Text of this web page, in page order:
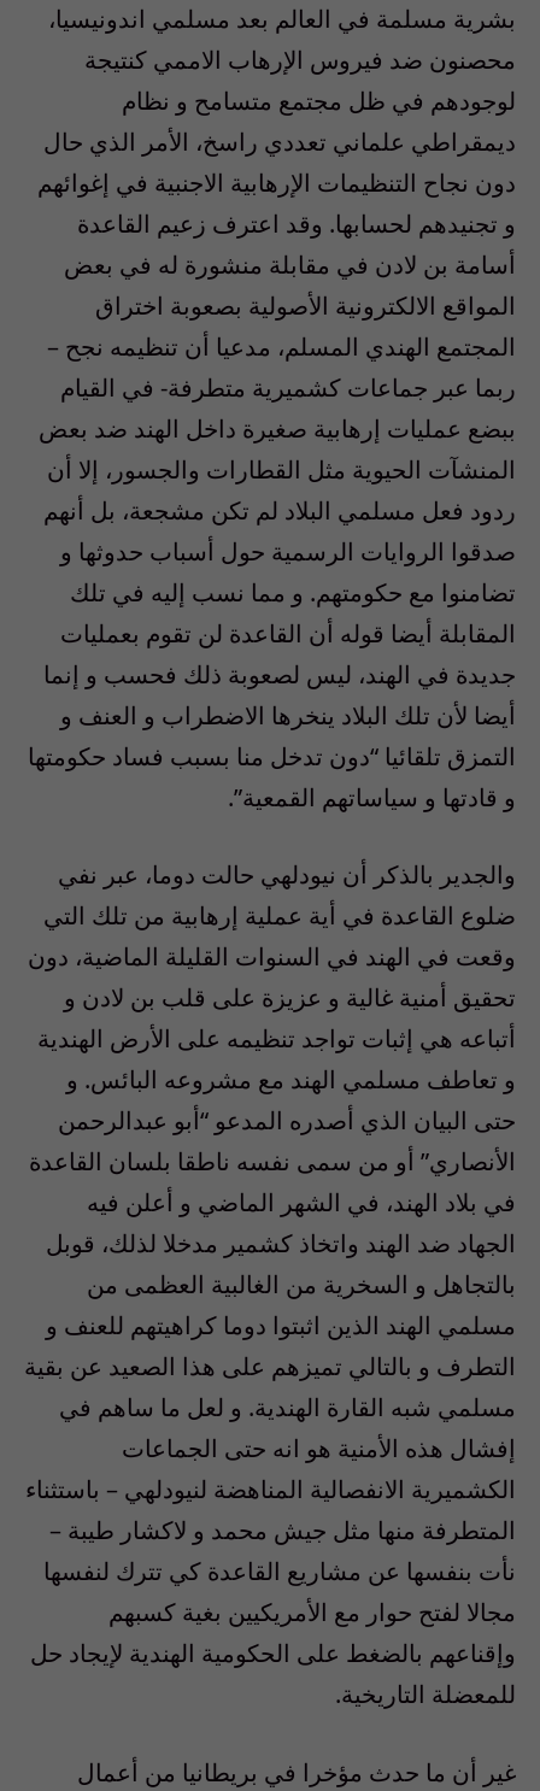
بشرية مسلمة في العالم بعد مسلمي اندونيسيا،
محصنون ضد فيروس الإرهاب الاممي كنتيجة
لوجودهم في ظل مجتمع متسامح و نظام
ديمقراطي علماني تعددي راسخ، الأمر الذي حال
دون نجاح التنظيمات الإرهابية الاجنبية في إغوائهم
و تجنيدهم لحسابها. وقد اعترف زعيم القاعدة
أسامة بن لادن في مقابلة منشورة له في بعض
المواقع الالكترونية الأصولية بصعوبة اختراق
المجتمع الهندي المسلم، مدعيا أن تنظيمه نجح –
ربما عبر جماعات كشميرية متطرفة- في القيام
ببضع عمليات إرهابية صغيرة داخل الهند ضد بعض
المنشآت الحيوية مثل القطارات والجسور، إلا أن
ردود فعل مسلمي البلاد لم تكن مشجعة، بل أنهم
صدقوا الروايات الرسمية حول أسباب حدوثها و
تضامنوا مع حكومتهم. و مما نسب إليه في تلك
المقابلة أيضا قوله أن القاعدة لن تقوم بعمليات
جديدة في الهند، ليس لصعوبة ذلك فحسب و إنما
أيضا لأن تلك البلاد ينخرها الاضطراب و العنف و
التمزق تلقائيا “دون تدخل منا بسبب فساد حكومتها
و قادتها و سياساتهم القمعية”.
والجدير بالذكر أن نيودلهي حالت دوما، عبر نفي
ضلوع القاعدة في أية عملية إرهابية من تلك التي
وقعت في الهند في السنوات القليلة الماضية، دون
تحقيق أمنية غالية و عزيزة على قلب بن لادن و
أتباعه هي إثبات تواجد تنظيمه على الأرض الهندية
و تعاطف مسلمي الهند مع مشروعه البائس. و
حتى البيان الذي أصدره المدعو “أبو عبدالرحمن
الأنصاري” أو من سمى نفسه ناطقا بلسان القاعدة
في بلاد الهند، في الشهر الماضي و أعلن فيه
الجهاد ضد الهند واتخاذ كشمير مدخلا لذلك، قوبل
بالتجاهل و السخرية من الغالبية العظمى من
مسلمي الهند الذين اثبتوا دوما كراهيتهم للعنف و
التطرف و بالتالي تميزهم على هذا الصعيد عن بقية
مسلمي شبه القارة الهندية. و لعل ما ساهم في
إفشال هذه الأمنية هو انه حتى الجماعات
الكشميرية الانفصالية المناهضة لنيودلهي – باستثناء
المتطرفة منها مثل جيش محمد و لاكشار طيبة –
نأت بنفسها عن مشاريع القاعدة كي تترك لنفسها
مجالا لفتح حوار مع الأمريكيين بغية كسبهم
وإقناعهم بالضغط على الحكومية الهندية لإيجاد حل
للمعضلة التاريخية.
غير أن ما حدث مؤخرا في بريطانيا من أعمال